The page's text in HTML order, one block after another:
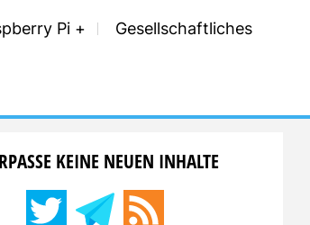
Pi Gesellschaftliches
KEINE NEUEN INHALTE